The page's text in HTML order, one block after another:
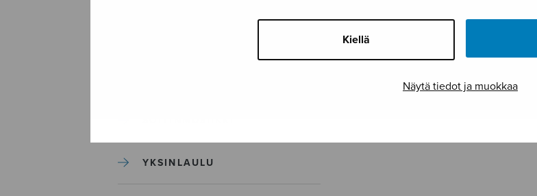
Kiellä
Näytä tiedot ja muokkaa
YKSINLAULU